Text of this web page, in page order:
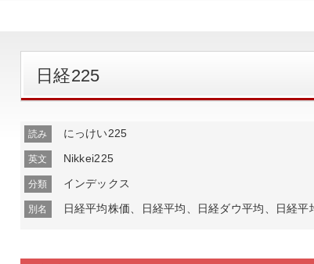
日経225
読み にっけい225
英文 Nikkei225
分類 インデックス
別名 日経平均株価、日経平均、日経ダウ平均、日経平